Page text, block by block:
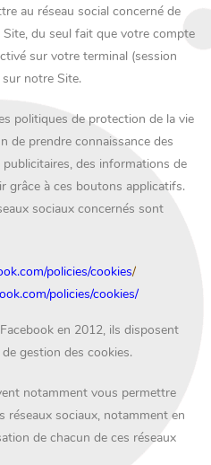
au réseau social concerné de
du seul fait que votre compte
sur votre terminal (session
notre Site.
politiques de protection de la vie
de prendre connaissance des
des informations de
grâce à ces boutons applicatifs.
sociaux concernés sont
policies/cookies/
policies/cookies/
en 2012, ils disposent
gestion des cookies.
notamment vous permettre
réseaux sociaux, notamment en
de chacun de ces réseaux